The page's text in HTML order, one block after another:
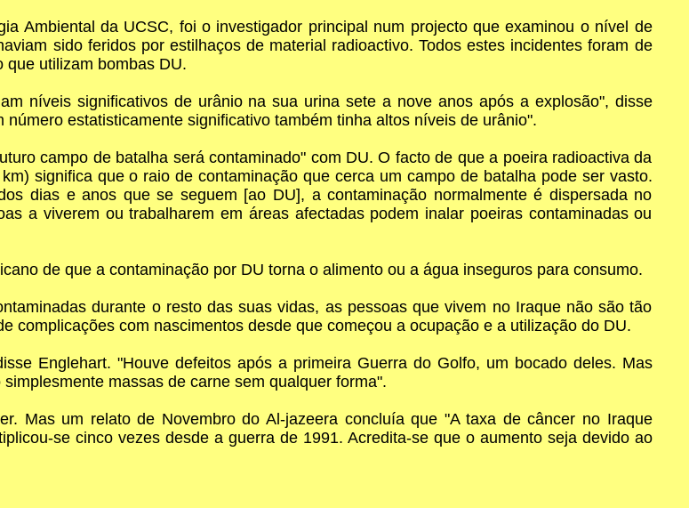
Ambiental da UCSC, foi o investigador principal num projecto que examinou o nível de
sido feridos por estilhaços de material radioactivo. Todos estes incidentes foram de
que utilizam bombas DU.
níveis significativos de urânio na sua urina sete a nove anos após a explosão", disse
estatisticamente significativo também tinha altos níveis de urânio".
campo de batalha será contaminado" com DU. O facto de que a poeira radioactiva da
significa que o raio de contaminação que cerca um campo de batalha pode ser vasto.
dias e anos que se seguem [ao DU], a contaminação normalmente é dispersada no
a viverem ou trabalharem em áreas afectadas podem inalar poeiras contaminadas ou
de que a contaminação por DU torna o alimento ou a água inseguros para consumo.
durante o resto das suas vidas, as pessoas que vivem no Iraque não são tão
complicações com nascimentos desde que começou a ocupação e a utilização do DU.
Englehart. "Houve defeitos após a primeira Guerra do Golfo, um bocado deles. Mas
massas de carne sem qualquer forma".
Mas um relato de Novembro do Al-jazeera concluía que "A taxa de câncer no Iraque
se cinco vezes desde a guerra de 1991. Acredita-se que o aumento seja devido ao